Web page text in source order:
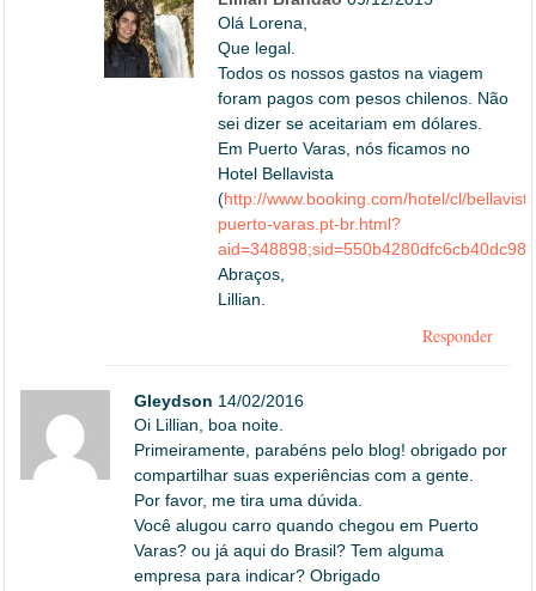
Olá Lorena,
Que legal.
Todos os nossos gastos na viagem
foram pagos com pesos chilenos. Não
sei dizer se aceitariam em dólares.
Em Puerto Varas, nós ficamos no
Hotel Bellavista
(http://www.booking.com/hotel/cl/
puerto-varas.pt-br.html?
Abraços,
Lillian.
Responder
Gleydson 14/02/2016
Oi Lillian, boa noite.
Primeiramente, parabéns pelo blog! obrigado por
compartilhar suas experiências com a gente.
Por favor, me tira uma dúvida.
Você alugou carro quando chegou em Puerto
Varas? ou já aqui do Brasil? Tem alguma
empresa para indicar? Obrigado